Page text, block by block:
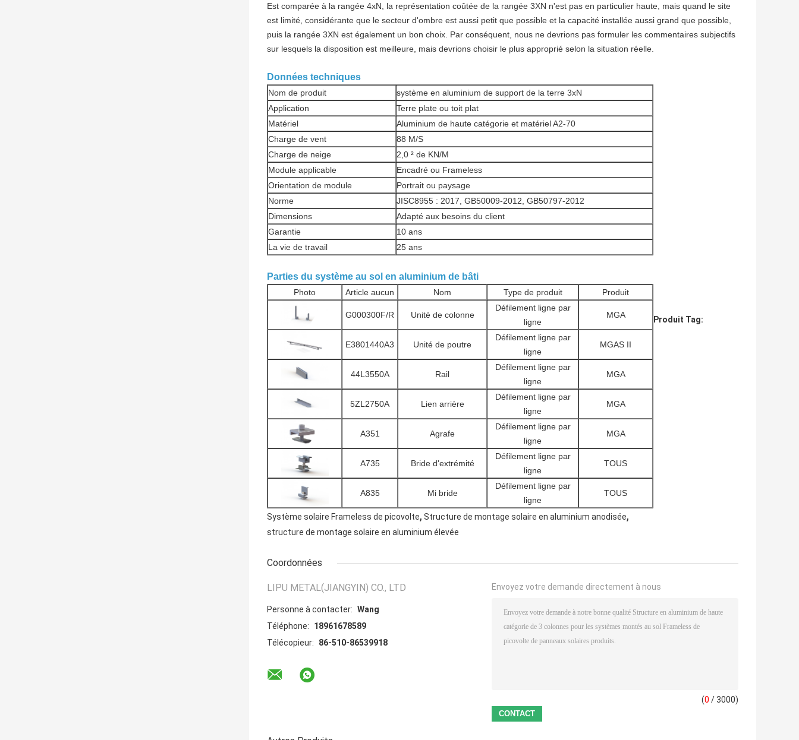
Est comparée à la rangée 4xN, la représentation coûtée de la rangée 3XN n'est pas en particulier haute, mais quand le site
est limité, considérante que le secteur d'ombre est aussi petit que possible et la capacité installée aussi grand que possible,
puis la rangée 3XN est également un bon choix. Par conséquent, nous ne devrions pas formuler les commentaires subjectifs
sur lesquels la disposition est meilleure, mais devrions choisir le plus approprié selon la situation réelle.
Données techniques
Nom de produit
système en aluminium de support de la terre 3xN
Application
Terre plate ou toit plat
Matériel
Aluminium de haute catégorie et matériel A2-70
Charge de vent
88 M/S
Charge de neige
2,0 ² de KN/M
Module applicable
Encadré ou Frameless
Orientation de module
Portrait ou paysage
Norme
JISC8955 : 2017, GB50009-2012, GB50797-2012
Dimensions
Adapté aux besoins du client
Garantie
10 ans
La vie de travail
25 ans
Parties du système au sol en aluminium de bâti
Photo Article aucun Nom Type de produit Produit
G000300F/R Unité de colonne
Défilement ligne par
ligne
MGA
E3801440A3 Unité de poutre
Défilement ligne par
ligne
MGAS II
44L3550A Rail
Défilement ligne par
ligne
MGA
5ZL2750A Lien arrière
Défilement ligne par
ligne
MGA
A351 Agrafe
Défilement ligne par
ligne
MGA
A735 Bride d'extrémité
Défilement ligne par
ligne
TOUS
A835 Mi bride
Défilement ligne par
ligne
TOUS
Produit Tag:
Système solaire Frameless de picovolte, Structure de montage solaire en aluminium anodisée,
structure de montage solaire en aluminium élevée
Coordonnées
LIPU METAL(JIANGYIN) CO., LTD
Personne à contacter: Wang
Téléphone:
18961678589
Télécopieur:
86-510-86539918
Envoyez votre demande directement à nous
(0 / 3000)